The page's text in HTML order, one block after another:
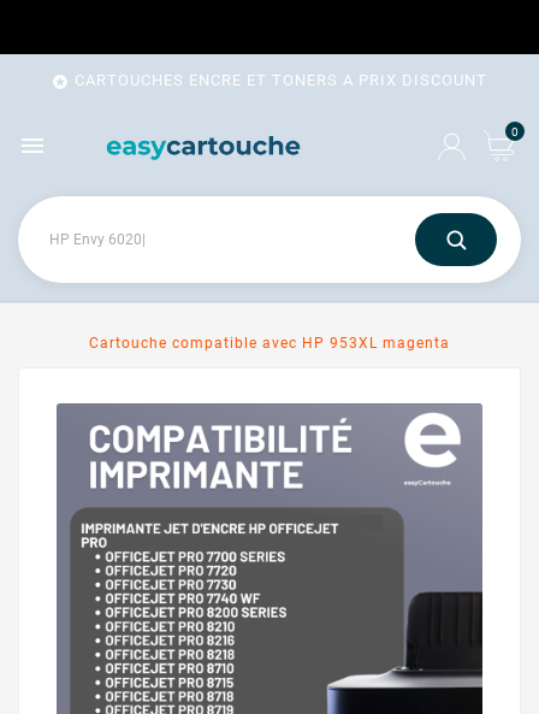
 CARTOUCHES ENCRE ET TONERS A PRIX DISCOUNT
 0
Cartouche compatible avec HP 953XL magenta